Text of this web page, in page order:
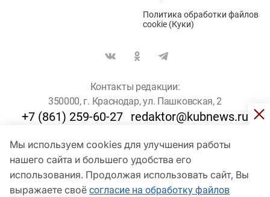
Мы используем cookies для улучшения работы
нашего сайта и большего удобства его
использования. Продолжая использовать сайт, Вы
выражаете своё согласие на обработку файлов
Политика обработки файлов
cookie (Куки)
Контакты редакции:
350000, г. Краснодар, ул. Пашковская, 2
+7 (861) 259-60-27 redaktor@kubnews.ru
Для пользователей старше 16 лет
© Кубанские Новости, 2017
Сетевое издание «kubnews» зарегистрировано Федеральной